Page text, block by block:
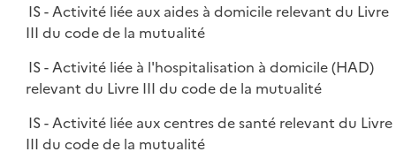
IS - Activité liée aux aides à domicile relevant du Livre
III du code de la mutualité
IS - Activité liée à l'hospitalisation à domicile (HAD)
relevant du Livre III du code de la mutualité
IS - Activité liée aux centres de santé relevant du Livre
III du code de la mutualité